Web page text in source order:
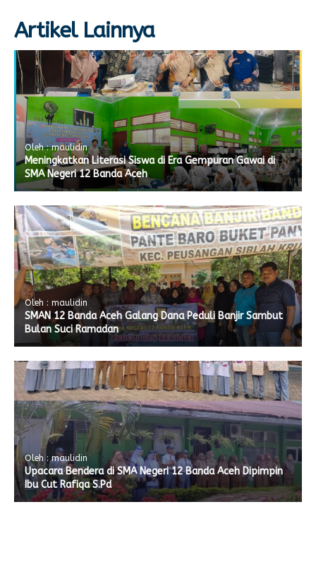
Artikel Lainnya
Oleh : maulidin
Meningkatkan Literasi Siswa di Era Gempuran Gawai di
SMA Negeri 12 Banda Aceh
Oleh : maulidin
SMAN 12 Banda Aceh Galang Dana Peduli Banjir Sambut
Bulan Suci Ramadan
Oleh : maulidin
Upacara Bendera di SMA Negeri 12 Banda Aceh Dipimpin
Ibu Cut Rafiqa S.Pd